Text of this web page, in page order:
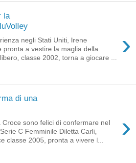
la
›
negli Stati Uniti, Irene
pronta a vestire la maglia della
classe 2002, torna a giocare ...
di una
›
Croce sono felici di confermare nel
C Femminile Diletta Carli,
classe 2005, pronta a vivere l...